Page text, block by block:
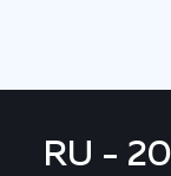
RU -